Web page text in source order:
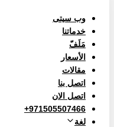
وب سیتی
خدماتنا
مَلَفّ
الأسعار
مقالات
اتصل بنا
اتصل الان
971505507466+
لغة